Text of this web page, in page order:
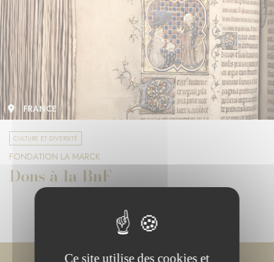
FRANCE
CULTURE ET DIVERSITÉ
FONDATION LA MARCK
Dons à la BnF
Ce site utilise des cookies et